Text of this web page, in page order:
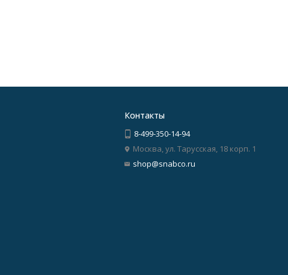
Контакты
8-499-350-14-94
Москва, ул. Тарусская, 18 корп. 1
shop@snabco.ru